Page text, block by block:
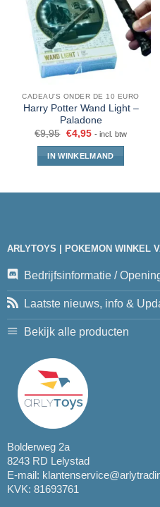
CADEAU'S ONDER DE 10 EURO
Harry Potter Wand Light –
Paladone
€9,95 €4,95 - incl. btw
IN WINKELMAND
ARLYTOYS | POKEMON WINKEL
Bedrijfsinformatie /
Laatste nieuws, info &
Bekijk alle producten
Bolderweg 2a
8243 RD Lelystad
E-mail:
KVK: 81693761